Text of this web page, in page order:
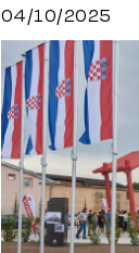
04/10/2025